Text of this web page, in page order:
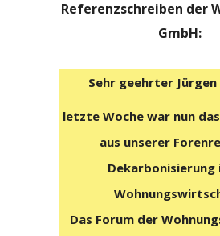
Referenzschreiben der
GmbH:
Sehr geehrter Jürgen
letzte Woche war nun
aus unserer
Dekarbonisierung
Das Forum der